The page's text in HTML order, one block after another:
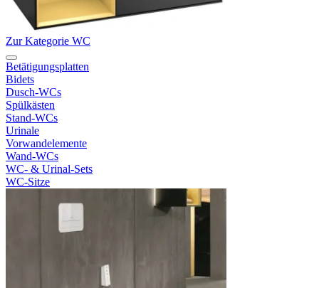
Zur Kategorie WC
Betätigungsplatten
Bidets
Dusch-WCs
Spülkästen
Stand-WCs
Urinale
Vorwandelemente
Wand-WCs
WC- & Urinal-Sets
WC-Sitze